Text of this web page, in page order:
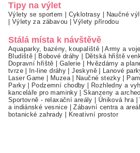
Tipy na výlet
Výlety se sportem Cyklotrasy Naučné
Výlety za zábavou |Výlety přírodou
Stálá místa k návštěvě
Aquaparky, bazény, koupaliště |Army a
Bludiště
Bobové dráhy Dětská hřiště
Dopravní hřiště
Galerie Hvězdárny a
tvrze| In-line dráhy |Jeskyně| Lanové
Laser Game
Muzea| Naučné stezky
Parky| Podzemní chodby Rozhledny a
kanceláře pro maminky |Skanzeny a
Sportovně - relaxační areály
Úniková hra|
a indiánské vesnice |Zábavní centra a
botanické zahrady
Kreativní prostor